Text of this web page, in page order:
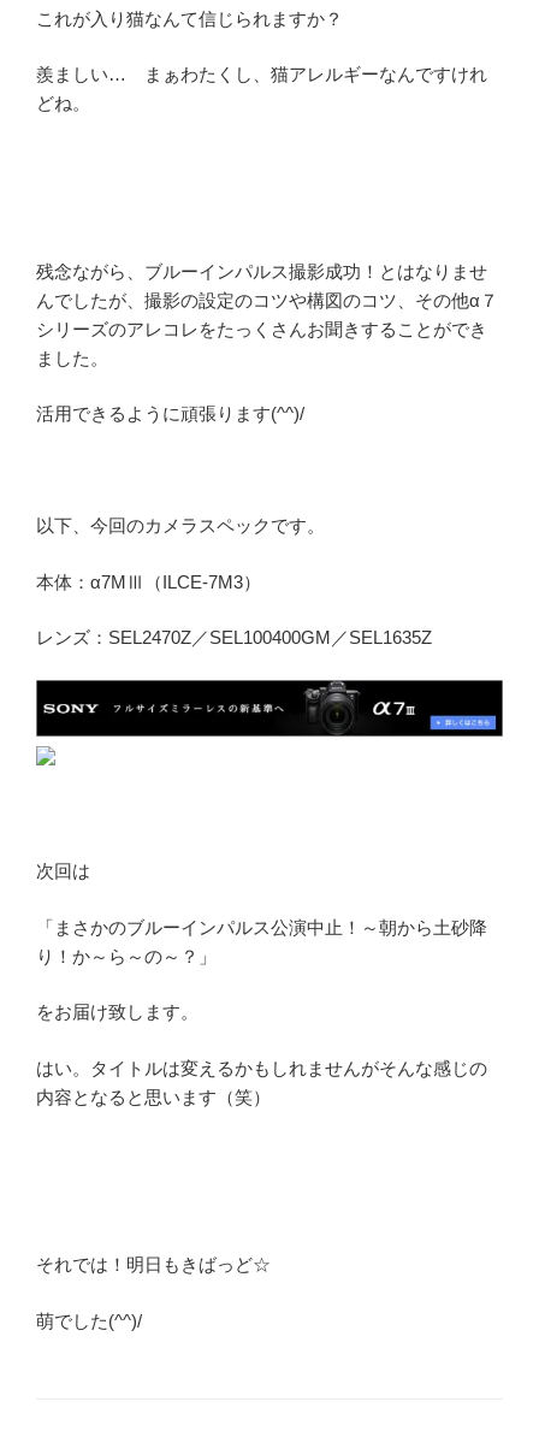
これが入り猫なんて信じられますか？
羨ましい… まぁわたくし、猫アレルギーなんですけれ
どね。
残念ながら、ブルーインパルス撮影成功！とはなりませ
んでしたが、撮影の設定のコツや構図のコツ、その他α７
シリーズのアレコレをたっくさんお聞きすることができ
ました。
活用できるように頑張ります(^^)/
以下、今回のカメラスペックです。
本体：α7MⅢ（ILCE-7M3）
レンズ：SEL2470Z／SEL100400GM／SEL1635Z
次回は
「まさかのブルーインパルス公演中止！～朝から土砂降
り！か～ら～の～？」
をお届け致します。
はい。タイトルは変えるかもしれませんがそんな感じの
内容となると思います（笑）
それでは！明日もきばっど☆
萌でした(^^)/